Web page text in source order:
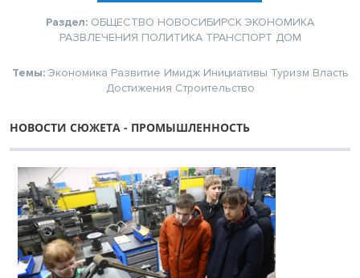
Раздел: ОБЩЕСТВО НОВОСИБИРСК ЭКОНОМИКА
РАЗВЛЕЧЕНИЯ ПОЛИТИКА ТРАНСПОРТ ДОМ
Темы: Экономика Развитие Имидж Инициативы Туризм Власть
Достижения Строительство
НОВОСТИ СЮЖЕТА - ПРОМЫШЛЕННОСТЬ